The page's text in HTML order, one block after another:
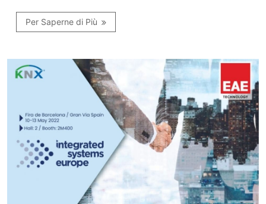
Per Saperne di Più